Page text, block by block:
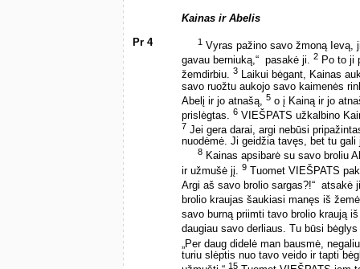
Kainas ir Abelis
Pr 4 1 Vyras pažino savo žmoną Ievą,
gavau berniuką,“ ­ pasakė ji. 2 Po to ji
žemdirbiu. 3 Laikui bėgant, Kainas
savo ruožtu aukojo savo kaimenės
Abelį ir jo atnašą, 5 o į Kainą ir jo
prislėgtas. 6 VIEŠPATS užkalbino
7 Jei gera darai, argi nebūsi
nuodėmė. Ji geidžia tavęs, bet tu gali
8 Kainas apsibarė su savo broliu
ir užmušė jį. 9 Tuomet VIEŠPATS
Argi aš savo brolio sargas?!“ ­ atsakė
brolio kraujas šaukiasi manęs iš
savo burną priimti tavo brolio kraują
daugiau savo derliaus. Tu būsi
„Per daug didelė man bausmė,
turiu slėptis nuo tavo veido ir tapti
15